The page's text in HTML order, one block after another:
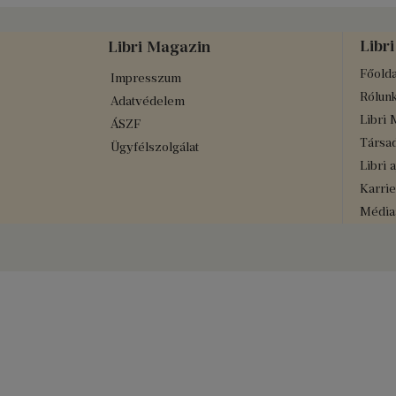
Libri Magazin
Impresszum
Adatvédelem
ÁSZF
Ügyfélszolgálat
Libri
Libri
Libri